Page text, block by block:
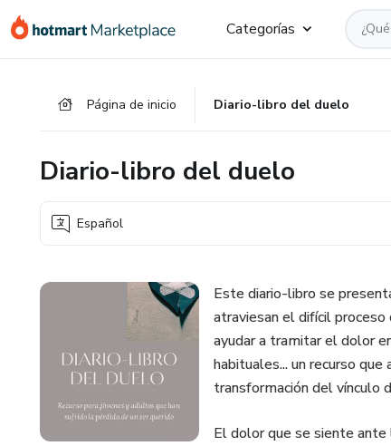
Categorías
Página de inicio Diario-libro del duelo
Diario-libro del duelo
Español
Este diario-libro se
atraviesan el difícil
ayudar a tramitar el dolor
habituales... un recurso
transformación del vínculo
El dolor que se siente